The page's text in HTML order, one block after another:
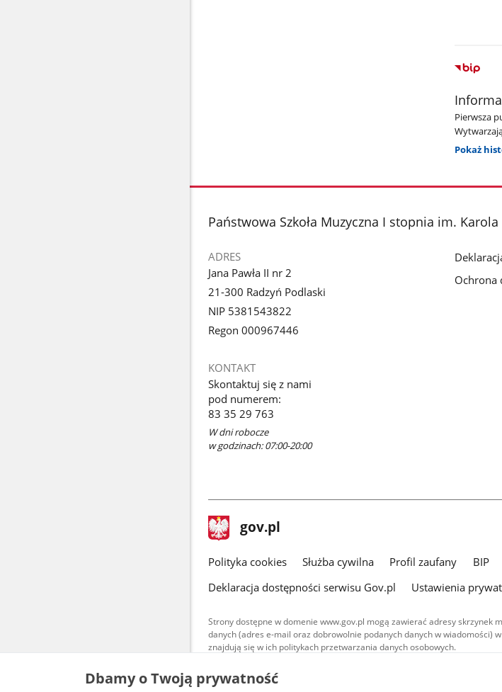
Pierwsza
Pokaż
stopka
Państwowa Szkoła Muzyczna I stopnia im.
ADRES
Jana Pawła II nr 2
21-300 Radzyń Podlaski
NIP 5381543822
Regon 000967446
KONTAKT
Skontaktuj się z nami
pod numerem:
83 35 29 763
W dni robocze
w godzinach: 07:00-20:00
Ochrona
stopka
gov.pl Strona
gov.pl
gov.pl
Polityka cookies Służba cywilna Profil zaufany BIP
Deklaracja dostępności serwisu Gov.pl
Ustawienia
Strony dostępne w domenie www.gov.pl mogą zawierać adresy skrzynek
danych (adres e-mail oraz dobrowolnie podanych danych w wiadomości)
znajdują się w ich politykach przetwarzania danych osobowych.
Treści tekstowe publikowane w serwisie (z wyłączeniem
udostępniane na licencji typu Creative Commons: uznanie
Dbamy o Twoją prywatność